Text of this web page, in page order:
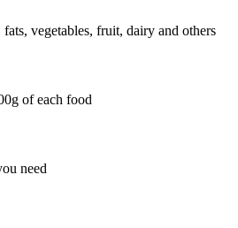
vegetables, fruit, dairy and others
of each food
need